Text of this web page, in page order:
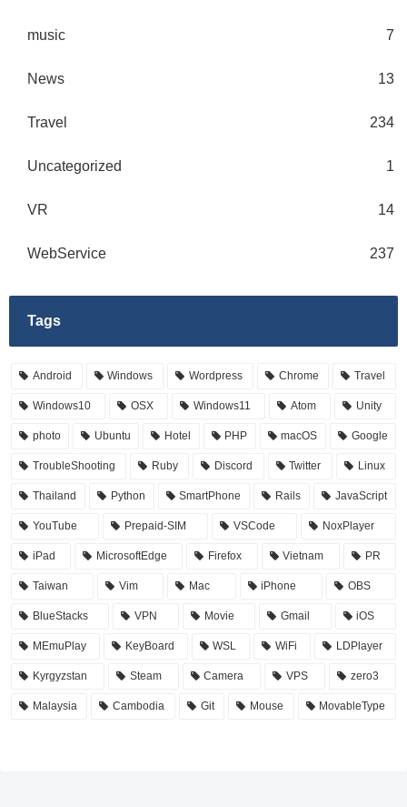
music 7
News 13
Travel 234
Uncategorized 1
VR 14
WebService 237
Tags
Android Windows Wordpress Chrome Travel
Windows10 OSX Windows11 Atom Unity
photo Ubuntu Hotel PHP macOS Google
TroubleShooting Ruby Discord Twitter Linux
Thailand Python SmartPhone Rails JavaScript
YouTube Prepaid-SIM VSCode NoxPlayer
iPad MicrosoftEdge Firefox Vietnam PR
Taiwan Vim Mac iPhone OBS
BlueStacks VPN Movie Gmail iOS
MEmuPlay KeyBoard WSL WiFi LDPlayer
Kyrgyzstan Steam Camera VPS zero3
Malaysia Cambodia Git Mouse MovableType